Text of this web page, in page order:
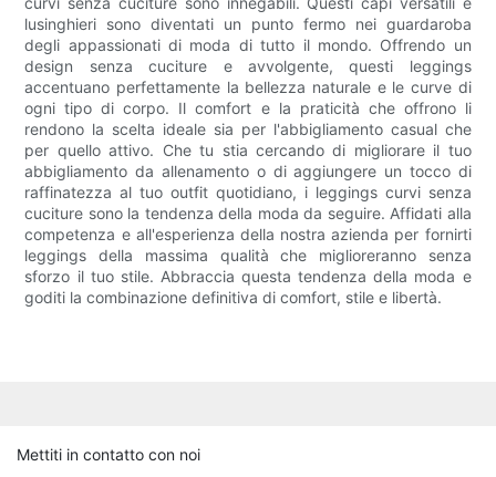
lusinghieri sono diventati un punto fermo nei guardaroba
degli appassionati di moda di tutto il mondo. Offrendo un
design senza cuciture e avvolgente, questi leggings
accentuano perfettamente la bellezza naturale e le curve di
ogni tipo di corpo. Il comfort e la praticità che offrono li
rendono la scelta ideale sia per l'abbigliamento casual che
per quello attivo. Che tu stia cercando di migliorare il tuo
abbigliamento da allenamento o di aggiungere un tocco di
raffinatezza al tuo outfit quotidiano, i leggings curvi senza
cuciture sono la tendenza della moda da seguire. Affidati alla
competenza e all'esperienza della nostra azienda per fornirti
leggings della massima qualità che miglioreranno senza
sforzo il tuo stile. Abbraccia questa tendenza della moda e
goditi la combinazione definitiva di comfort, stile e libertà.
Mettiti in contatto con noi